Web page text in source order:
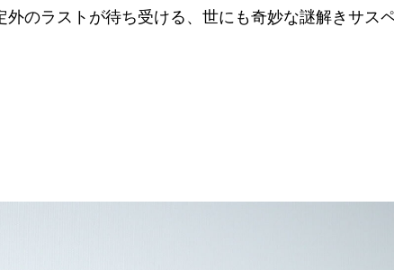
のラストが待ち受ける、世にも奇妙な謎解きサス